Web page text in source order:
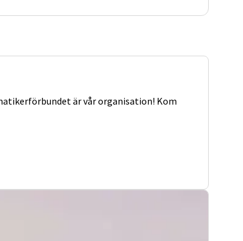
är vår organisation! Kom